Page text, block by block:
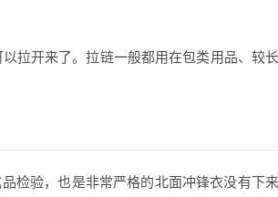
拉开来了。拉链一般都用在包类用品、较长
检验，也是非常严格的北面冲锋衣没有下来